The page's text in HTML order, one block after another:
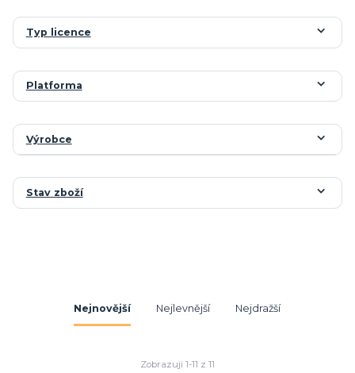
Typ licence
Platforma
Výrobce
Stav zboží
Nejnovější Nejlevnější Nejdražší
Zobrazuji 1-11 z 11